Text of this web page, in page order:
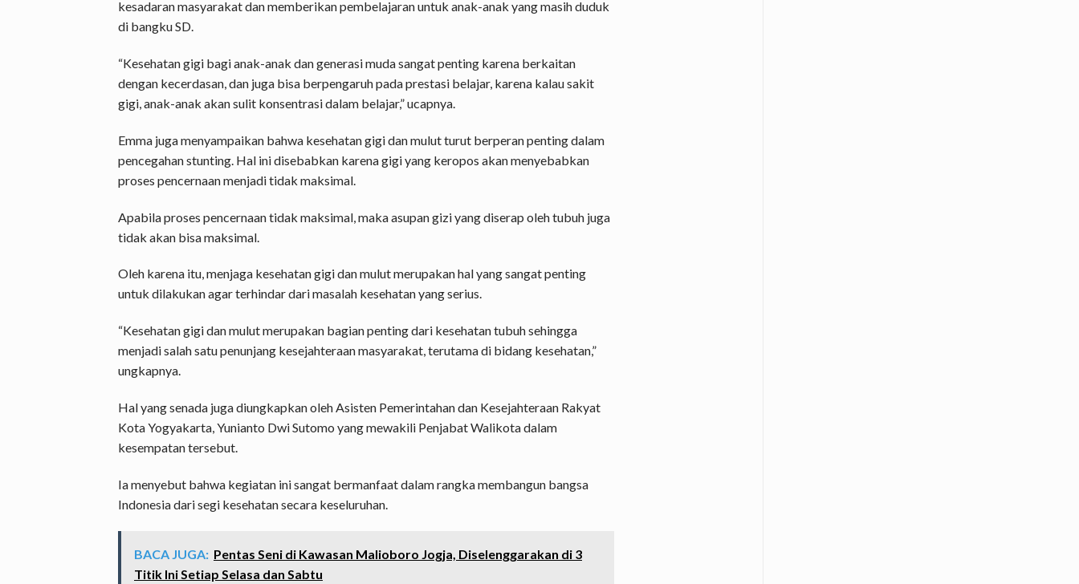
kesadaran masyarakat dan memberikan pembelajaran untuk anak-anak yang masih duduk
di bangku SD.
“Kesehatan gigi bagi anak-anak dan generasi muda sangat penting karena berkaitan
dengan kecerdasan, dan juga bisa berpengaruh pada prestasi belajar, karena kalau sakit
gigi, anak-anak akan sulit konsentrasi dalam belajar,” ucapnya.
Emma juga menyampaikan bahwa kesehatan gigi dan mulut turut berperan penting dalam
pencegahan stunting. Hal ini disebabkan karena gigi yang keropos akan menyebabkan
proses pencernaan menjadi tidak maksimal.
Apabila proses pencernaan tidak maksimal, maka asupan gizi yang diserap oleh tubuh juga
tidak akan bisa maksimal.
Oleh karena itu, menjaga kesehatan gigi dan mulut merupakan hal yang sangat penting
untuk dilakukan agar terhindar dari masalah kesehatan yang serius.
“Kesehatan gigi dan mulut merupakan bagian penting dari kesehatan tubuh sehingga
menjadi salah satu penunjang kesejahteraan masyarakat, terutama di bidang kesehatan,”
ungkapnya.
Hal yang senada juga diungkapkan oleh Asisten Pemerintahan dan Kesejahteraan Rakyat
Kota Yogyakarta, Yunianto Dwi Sutomo yang mewakili Penjabat Walikota dalam
kesempatan tersebut.
Ia menyebut bahwa kegiatan ini sangat bermanfaat dalam rangka membangun bangsa
Indonesia dari segi kesehatan secara keseluruhan.
BACA JUGA: Pentas Seni di Kawasan Malioboro Jogja, Diselenggarakan di 3
Titik Ini Setiap Selasa dan Sabtu